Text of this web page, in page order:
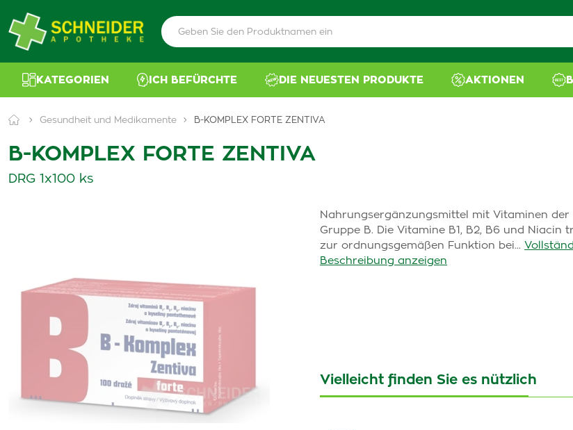
KATEGORIEN ICH BEFÜRCHTE DIE NEUESTEN PRODUKTE AKTIONEN
Gesundheit und Medikamente B-KOMPLEX FORTE ZENTIVA
B-KOMPLEX FORTE ZENTIVA
DRG 1x100 ks
Nahrungsergänzungsmittel mit Vitaminen der
Gruppe B. Die Vitamine B1, B2, B6 und Niacin
zur ordnungsgemäßen Funktion bei...
Beschreibung anzeigen
Vielleicht finden Sie es nützlich